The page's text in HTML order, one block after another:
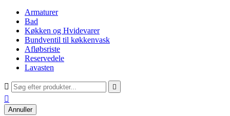
Armaturer
Bad
Køkken og Hvidevarer
Bundventil til køkkenvask
Afløbsriste
Reservedele
Lavasten
 

Annuller